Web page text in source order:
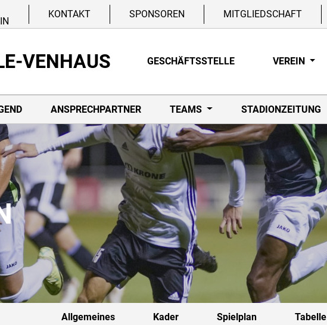
KONTAKT SPONSOREN MITGLIEDSCHAFT
VENHAUS GESCHÄFTSSTELLE VEREIN
ANSPRECHPARTNER TEAMS STADIONZEITUNG
Allgemeines Kader Spielplan Tabelle